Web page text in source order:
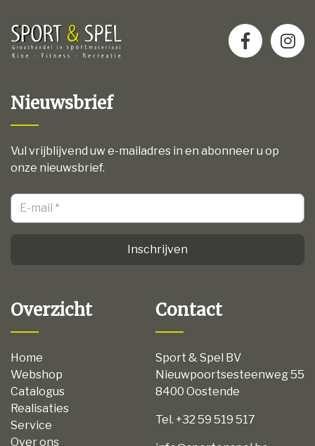
Nieuwsbrief
Vul vrijblijvend uw e-mailadres in en abonneer u op
onze nieuwsbrief.
Inschrijven
Overzicht
Home
Webshop
Catalogus
Realisaties
Service
Over ons
Contact
Sport & Spel BV
Nieuwpoortsesteenweg 55
8400 Oostende
Tel. +32 59 519 517